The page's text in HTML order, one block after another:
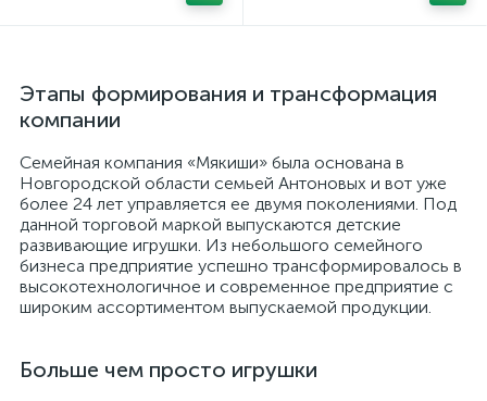
Этапы формирования и трансформация
компании
Семейная компания «Мякиши» была основана в
Новгородской области семьей Антоновых и вот уже
более 24 лет управляется ее двумя поколениями. Под
данной торговой маркой выпускаются детские
развивающие игрушки. Из небольшого семейного
бизнеса предприятие успешно трансформировалось в
высокотехнологичное и современное предприятие с
широким ассортиментом выпускаемой продукции.
Больше чем просто игрушки